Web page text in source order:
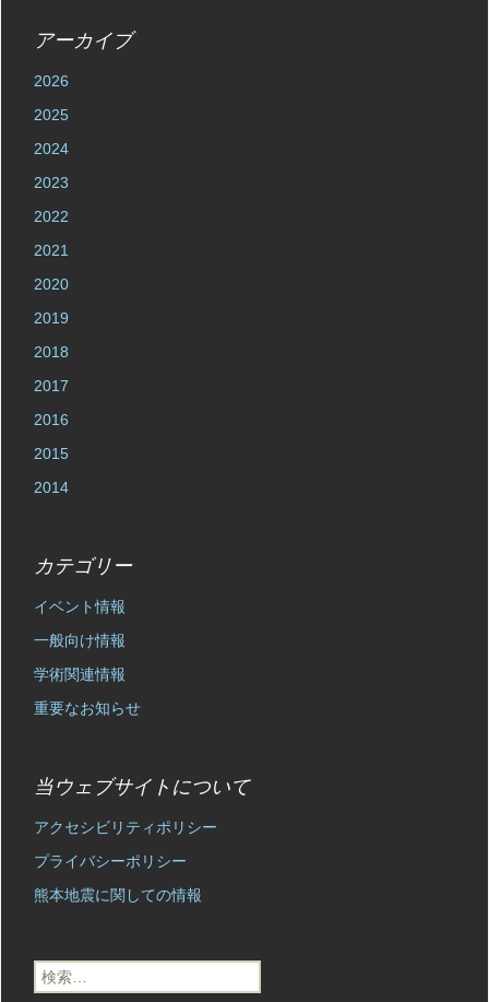
アーカイブ
2026
2025
2024
2023
2022
2021
2020
2019
2018
2017
2016
2015
2014
カテゴリー
イベント情報
一般向け情報
学術関連情報
重要なお知らせ
当ウェブサイトについて
アクセシビリティポリシー
プライバシーポリシー
熊本地震に関しての情報
検
索: